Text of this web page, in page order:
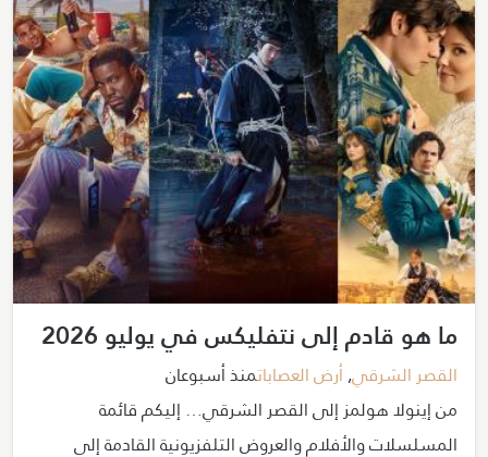
ما هو قادم إلى نتفليكس في يوليو 2026
القصر الشرقي,أرض العصاباتمنذ أسبوعان
من إينولا هولمز إلى القصر الشرقي… إليكم قائمة
المسلسلات والأفلام والعروض التلفزيونية القادمة إلى